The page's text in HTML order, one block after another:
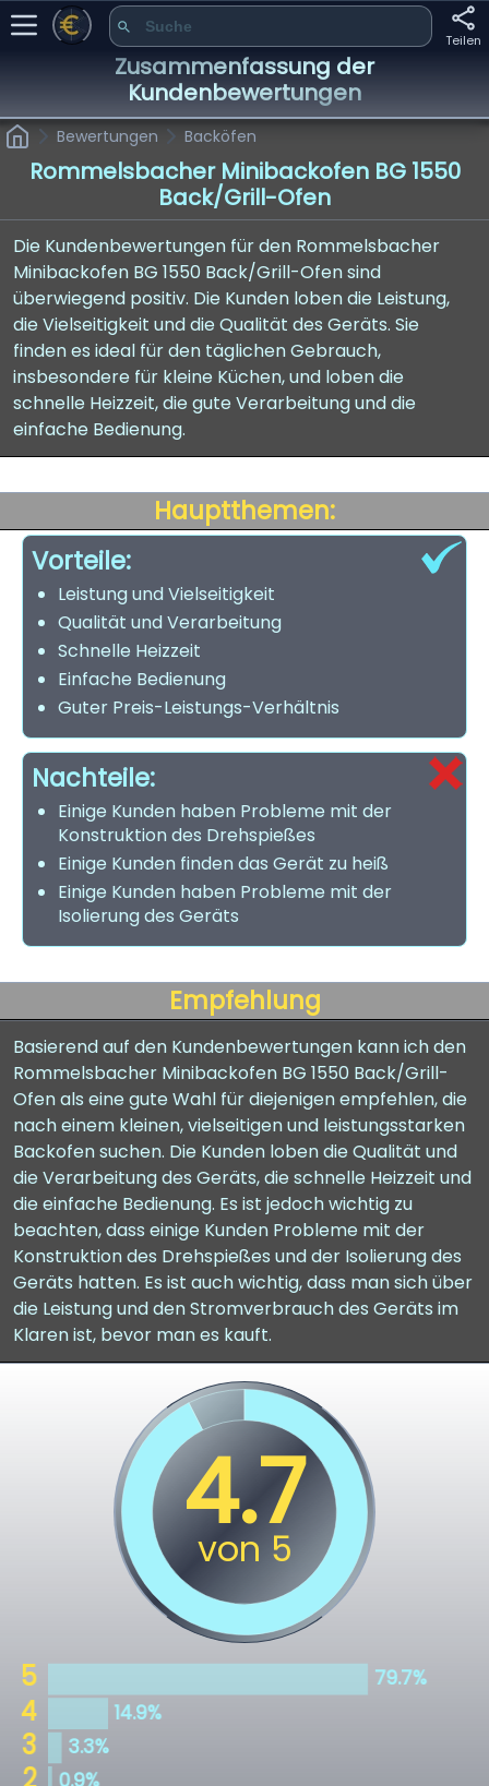
Teilen
Zusammenfassung der
Kundenbewertungen
Bewertungen Backöfen
Rommelsbacher Minibackofen BG 1550
Back/Grill-Ofen
Die Kundenbewertungen für den Rommelsbacher
Minibackofen BG 1550 Back/Grill-Ofen sind
überwiegend positiv. Die Kunden loben die Leistung,
die Vielseitigkeit und die Qualität des Geräts. Sie
finden es ideal für den täglichen Gebrauch,
insbesondere für kleine Küchen, und loben die
schnelle Heizzeit, die gute Verarbeitung und die
einfache Bedienung.
Hauptthemen:
Vorteile:
Leistung und Vielseitigkeit
Qualität und Verarbeitung
Schnelle Heizzeit
Einfache Bedienung
Guter Preis-Leistungs-Verhältnis
Nachteile:
Einige Kunden haben Probleme mit der
Konstruktion des Drehspießes
Einige Kunden finden das Gerät zu heiß
Einige Kunden haben Probleme mit der
Isolierung des Geräts
Empfehlung
Basierend auf den Kundenbewertungen kann ich den
Rommelsbacher Minibackofen BG 1550 Back/Grill-
Ofen als eine gute Wahl für diejenigen empfehlen, die
nach einem kleinen, vielseitigen und leistungsstarken
Backofen suchen. Die Kunden loben die Qualität und
die Verarbeitung des Geräts, die schnelle Heizzeit und
die einfache Bedienung. Es ist jedoch wichtig zu
beachten, dass einige Kunden Probleme mit der
Konstruktion des Drehspießes und der Isolierung des
Geräts hatten. Es ist auch wichtig, dass man sich über
die Leistung und den Stromverbrauch des Geräts im
Klaren ist, bevor man es kauft.